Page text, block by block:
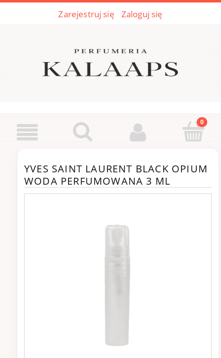
Zarejestruj się Zaloguj się
YVES SAINT LAURENT BLACK OPIUM
WODA PERFUMOWANA 3 ML